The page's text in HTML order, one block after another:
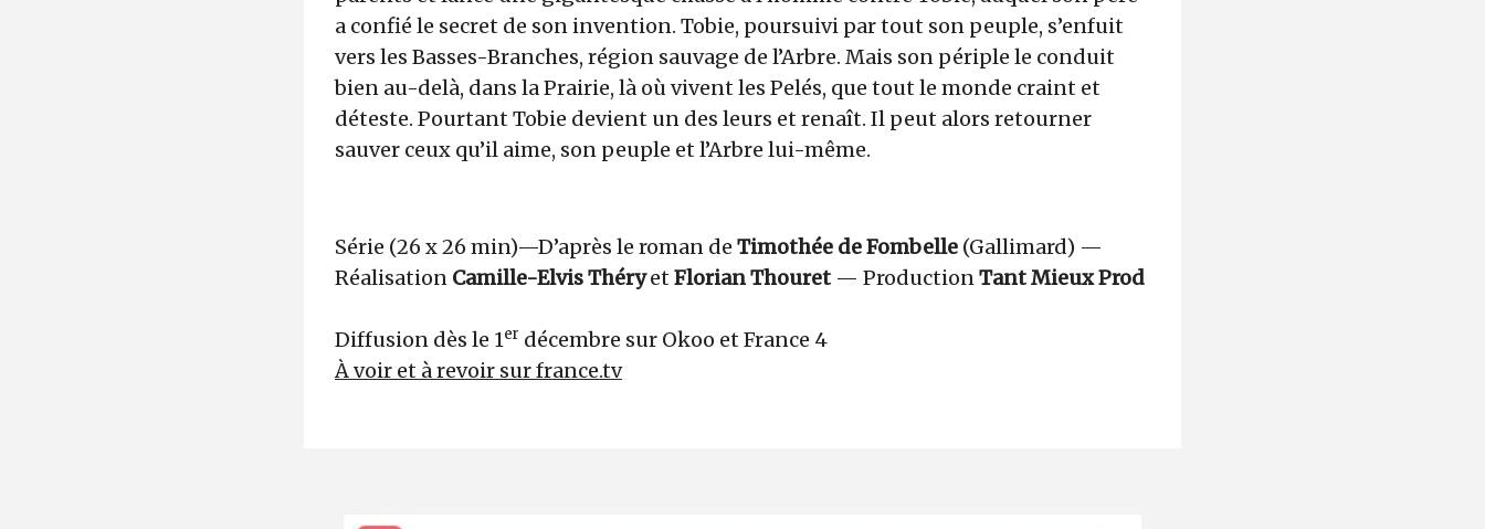
a confié le secret de son invention. Tobie, poursuivi par tout son peuple, s’enfuit
vers les Basses-Branches, région sauvage de l’Arbre. Mais son périple le conduit
bien au-delà, dans la Prairie, là où vivent les Pelés, que tout le monde craint et
déteste. Pourtant Tobie devient un des leurs et renaît. Il peut alors retourner
sauver ceux qu’il aime, son peuple et l’Arbre lui-même.
Série (26 x 26 min)—D’après le roman de Timothée de Fombelle (Gallimard) —
Réalisation Camille-Elvis Théryet Florian Thouret — ProductionTant Mieux Prod
Diffusion dès le 1er décembre sur Okoo et France 4
À voir et à revoir sur france.tv